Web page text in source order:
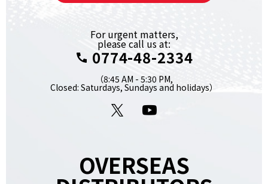
For urgent matters,
please call us at:
0774-48-2334
（8:45 AM - 5:30 PM,
Closed: Saturdays, Sundays and holidays）
X
OVERSEAS